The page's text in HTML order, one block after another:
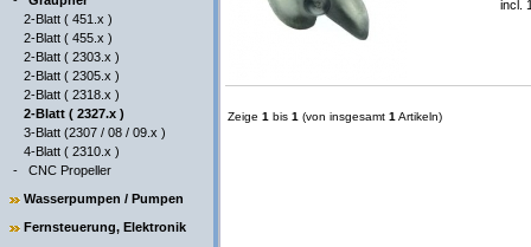
2-Blatt ( 451.x )
2-Blatt ( 455.x )
2-Blatt ( 2303.x )
2-Blatt ( 2305.x )
2-Blatt ( 2318.x )
2-Blatt ( 2327.x )
3-Blatt (2307 / 08 / 09.x )
4-Blatt ( 2310.x )
- CNC Propeller
Wasserpumpen / Pumpen
Fernsteuerung, Elektronik
incl.
Zeige 1 bis 1 (von insgesamt 1 Artikeln)